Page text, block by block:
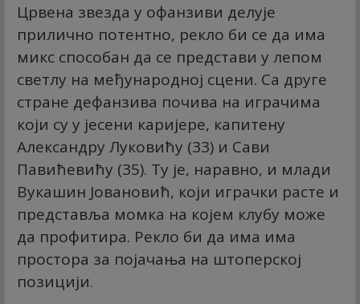
Црвена звезда у офанзиви делује
прилично потентно, рекло би се да има
микс способан да се представи у лепом
светлу на међународној сцени. Са друге
стране дефанзива почива на играчима
који су у јесени каријере, капитену
Александру Луковићу (33) и Сави
Павићевићу (35). Ту је, наравно, и млади
Вукашин Јовановић, који играчки расте и
представља момка на којем клубу може
да профитира. Рекло би да има има
простора за појачања на штоперској
позицији.